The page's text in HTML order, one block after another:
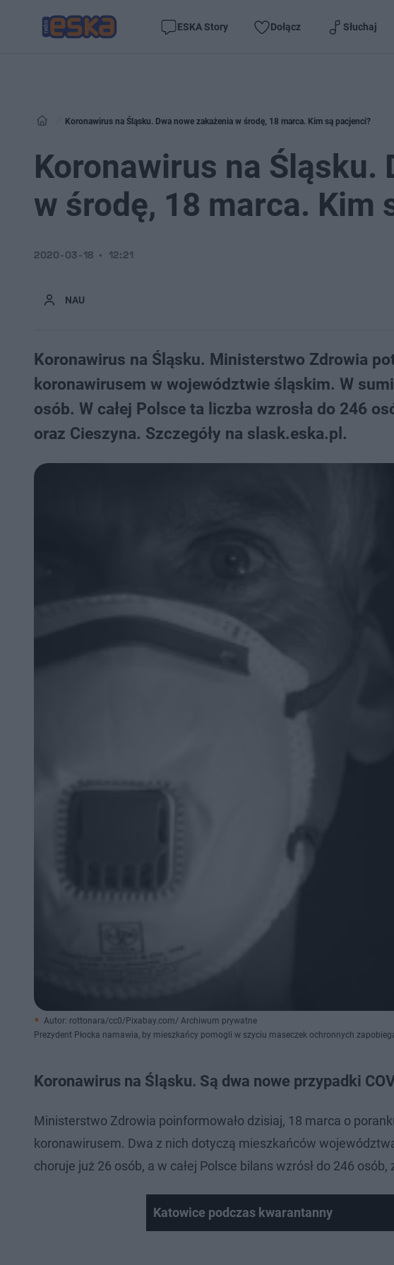
ESKA Story Dołącz Słuchaj
Koronawirus na Śląsku. Dwa nowe zakażenia w środę, 18 marca. Kim są pacjenci?
Koronawirus na Śląsku.
w środę, 18 marca. Kim
NAU
2020-03-18 12:21
Koronawirus na Śląsku. Ministerstwo Zdrowia
koronawirusem w województwie śląskim. W
osób. W całej Polsce ta liczba wzrosła do 246
oraz Cieszyna. Szczegóły na slask.eska.pl.
Autor: rottonara/cc0/Pixabay.com/ Archiwum prywatne
Prezydent Płocka namawia, by mieszkańcy pomogli w szyciu maseczek ochronnych
Koronawirus na Śląsku. Są dwa nowe przypadki
Ministerstwo Zdrowia poinformowało dzisiaj, 18 marca o
koronawirusem. Dwa z nich dotyczą mieszkańców
choruje już 26 osób, a w całej Polsce bilans wzrósł do 246 osób,
Katowice podczas kwarantanny